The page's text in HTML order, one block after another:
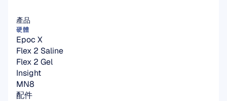
產品
硬體
Epoc X
Flex 2 Saline
Flex 2 Gel
Insight
MN8
配件